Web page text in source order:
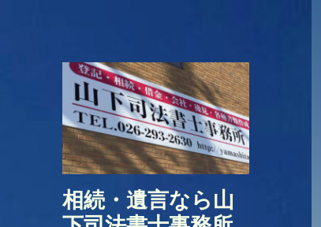
相続・遺言なら山